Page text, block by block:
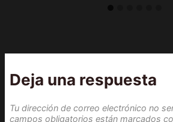
Deja una respuesta
Tu dirección de correo electrónico no
campos obligatorios están marcados